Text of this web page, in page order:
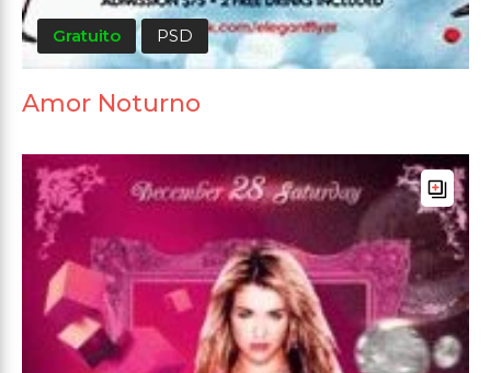
Gratuito PSD
Amor Noturno